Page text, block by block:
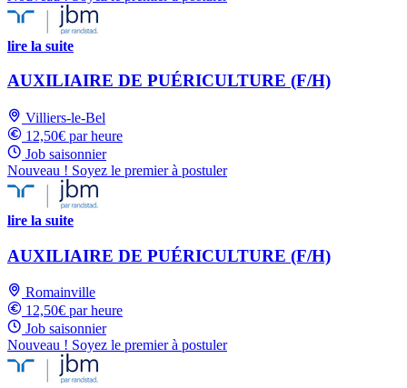
lire la suite
AUXILIAIRE DE PUÉRICULTURE (F/H)
Villiers-le-Bel
12,50€ par heure
Job saisonnier
Nouveau ! Soyez le premier à postuler
lire la suite
AUXILIAIRE DE PUÉRICULTURE (F/H)
Romainville
12,50€ par heure
Job saisonnier
Nouveau ! Soyez le premier à postuler